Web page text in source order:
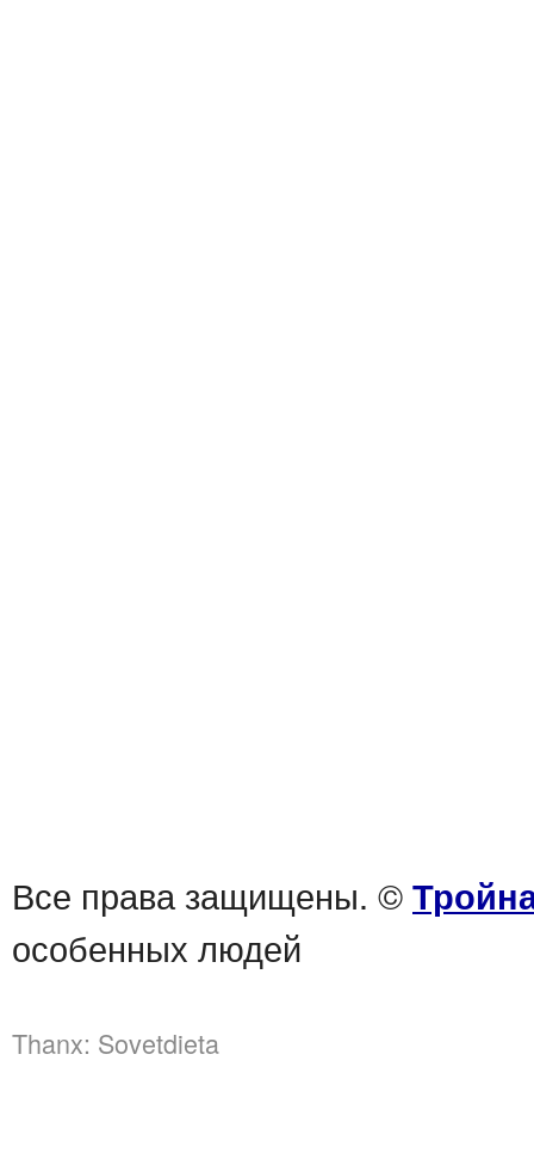
Все права защищены. ©
особенных людей
Thanx: Sovetdieta